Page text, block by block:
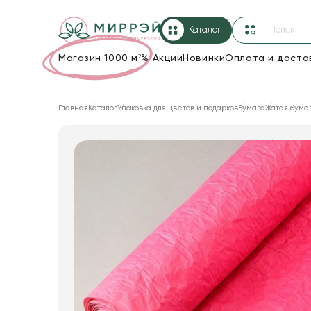
Каталог
Магазин 1000 м²%Акции НовинкиОплата и
Корзины и плетеные изделия
Товары для флористов
Главная КаталогУпаковка для цветов и подарковБумагаЖатая